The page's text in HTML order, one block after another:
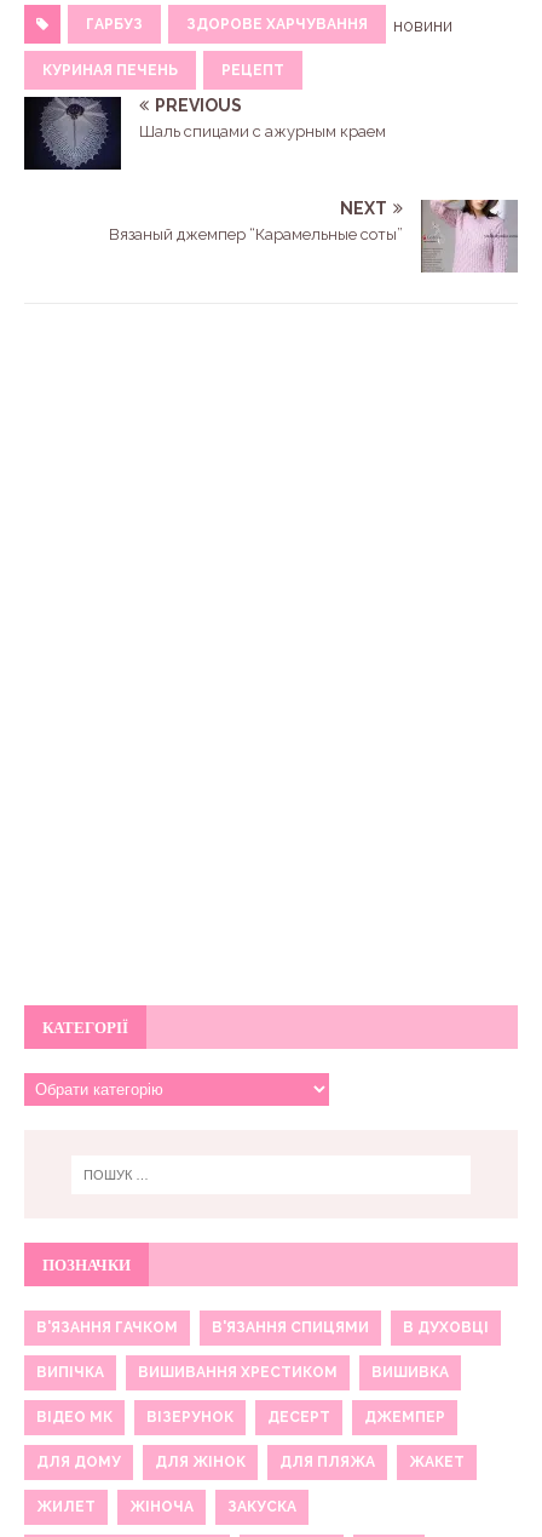
ГАРБУЗ ЗДОРОВЕ ХАРЧУВАННЯ
КУРИНАЯ ПЕЧЕНЬ РЕЦЕПТ
новини
PREVIOUS
Шаль спицами с ажурным краем
NEXT
Вязаный джемпер “Карамельные соты”
КАТЕГОРІЇ
ПОЗНАЧКИ
В'ЯЗАННЯ ГАЧКОМ В'ЯЗАННЯ СПИЦЯМИ В ДУХОВЦІ
ВИПІЧКА ВИШИВАННЯ ХРЕСТИКОМ ВИШИВКА
ВІДЕО МК ВІЗЕРУНОК ДЕСЕРТ ДЖЕМПЕР
ДЛЯ ДОМУ ДЛЯ ЖІНОК ДЛЯ ПЛЯЖА ЖАКЕТ
ЖИЛЕТ ЖІНОЧА ЗАКУСКА